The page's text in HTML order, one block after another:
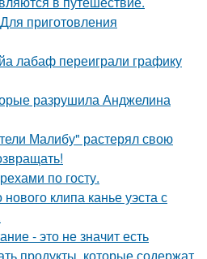
приготовления
лабаф переиграли графику
разрушила Анджелина
Малибу" растерял свою
по госту.
клипа канье уэста с
- это не значит есть
продукты, которые содержат